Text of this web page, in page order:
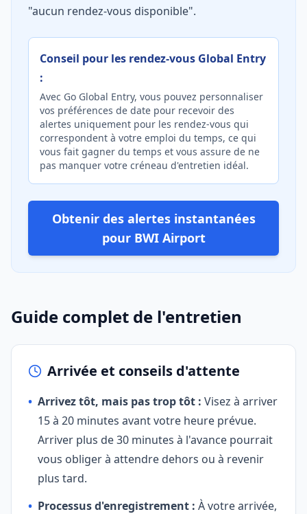
"aucun rendez-vous disponible".
Conseil pour les rendez-vous Global Entry
:
Avec Go Global Entry, vous pouvez personnaliser
vos préférences de date pour recevoir des
alertes uniquement pour les rendez-vous qui
correspondent à votre emploi du temps, ce qui
vous fait gagner du temps et vous assure de ne
pas manquer votre créneau d'entretien idéal.
Obtenir des alertes instantanées
pour BWI Airport
Guide complet de l'entretien
Arrivée et conseils d'attente
• Arrivez tôt, mais pas trop tôt : Visez à arriver
15 à 20 minutes avant votre heure prévue.
Arriver plus de 30 minutes à l'avance pourrait
vous obliger à attendre dehors ou à revenir
plus tard.
• Processus d'enregistrement : À votre arrivée,